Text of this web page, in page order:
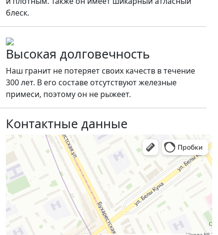
блеск.
Высокая долговечность
Наш гранит не потеряет своих качеств в течение
300 лет. В его составе отсутствуют железные
примеси, поэтому он не рыжеет.
Контактные данные